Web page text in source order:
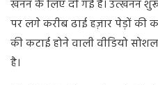
खनन के लिए दी गई है। उत्खनन
पर लगे करीब ढाई हज़ार पेड़ों की
की कटाई होने वाली वीडियो
है।